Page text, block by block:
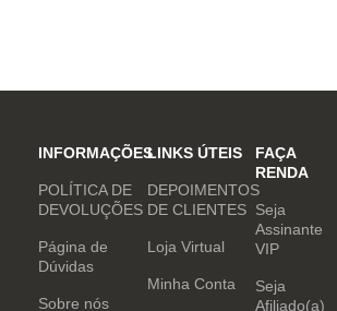
INFORMAÇÕES
POLÍTICA DE
DEVOLUÇÕES
Página de
Dúvidas
Sobre nós
LINKS ÚTEIS
DEPOIMENTOS
DE CLIENTES
Loja Virtual
Minha Conta
FAÇA
RENDA
Seja
Assinante
VIP
Seja
Afiliado(a)